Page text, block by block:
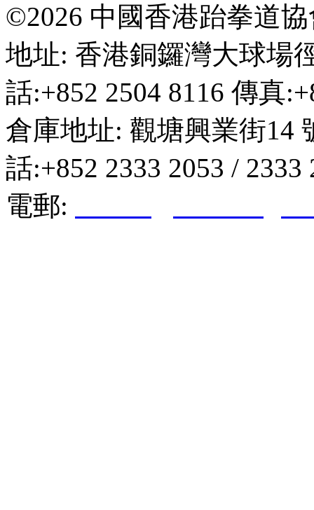
©2026 中國香港跆拳道
地址: 香港銅鑼灣大球場
話:+852 2504 8116 傳真
倉庫地址: 觀塘興業街14
話:+852 2333 2053 /
電郵: